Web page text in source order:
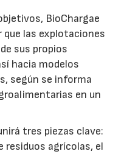
BioChargae
las explotaciones
sus propios
hacia modelos
según se informa
en un
tres piezas clave:
residuos agrícolas, el